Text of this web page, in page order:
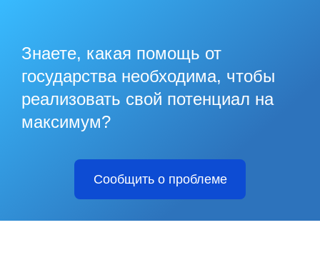
Знаете, какая помощь от
государства необходима, чтобы
реализовать свой потенциал на
максимум?
Сообщить о проблеме